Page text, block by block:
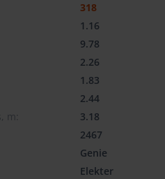
318
1.16
9.78
2.26
1.83
2.44
m:
3.18
2467
Genie
Elekter